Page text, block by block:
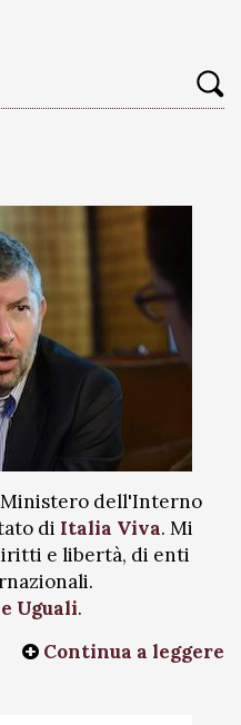
Ministero dell'Interno
di Italia Viva. Mi
e libertà, di enti
Uguali.
Continua a leggere